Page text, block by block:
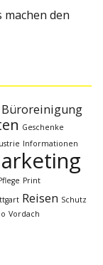
machen den
Büroreinigung
Geschenke
Informationen
Print
Reisen Schutz
Vordach